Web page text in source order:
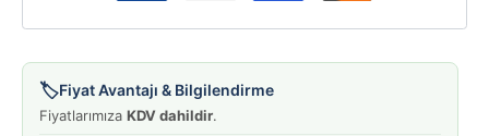
R=L
🏷️Fiyat Avantajı & Bilgilendirme
Fiyatlarımıza KDV dahildir.